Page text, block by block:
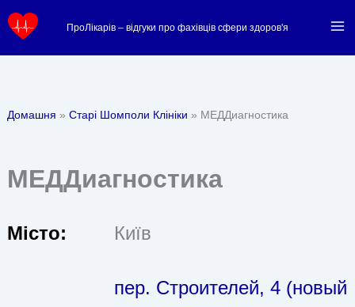
до
ПроЛікарів – відгуки про фахівців сфери здоров'я
Домашня Старі Шомполи Клініки МЕДДиагностика
МЕДДиагностика
Місто: Київ
пер. Строителей, 4 (новый